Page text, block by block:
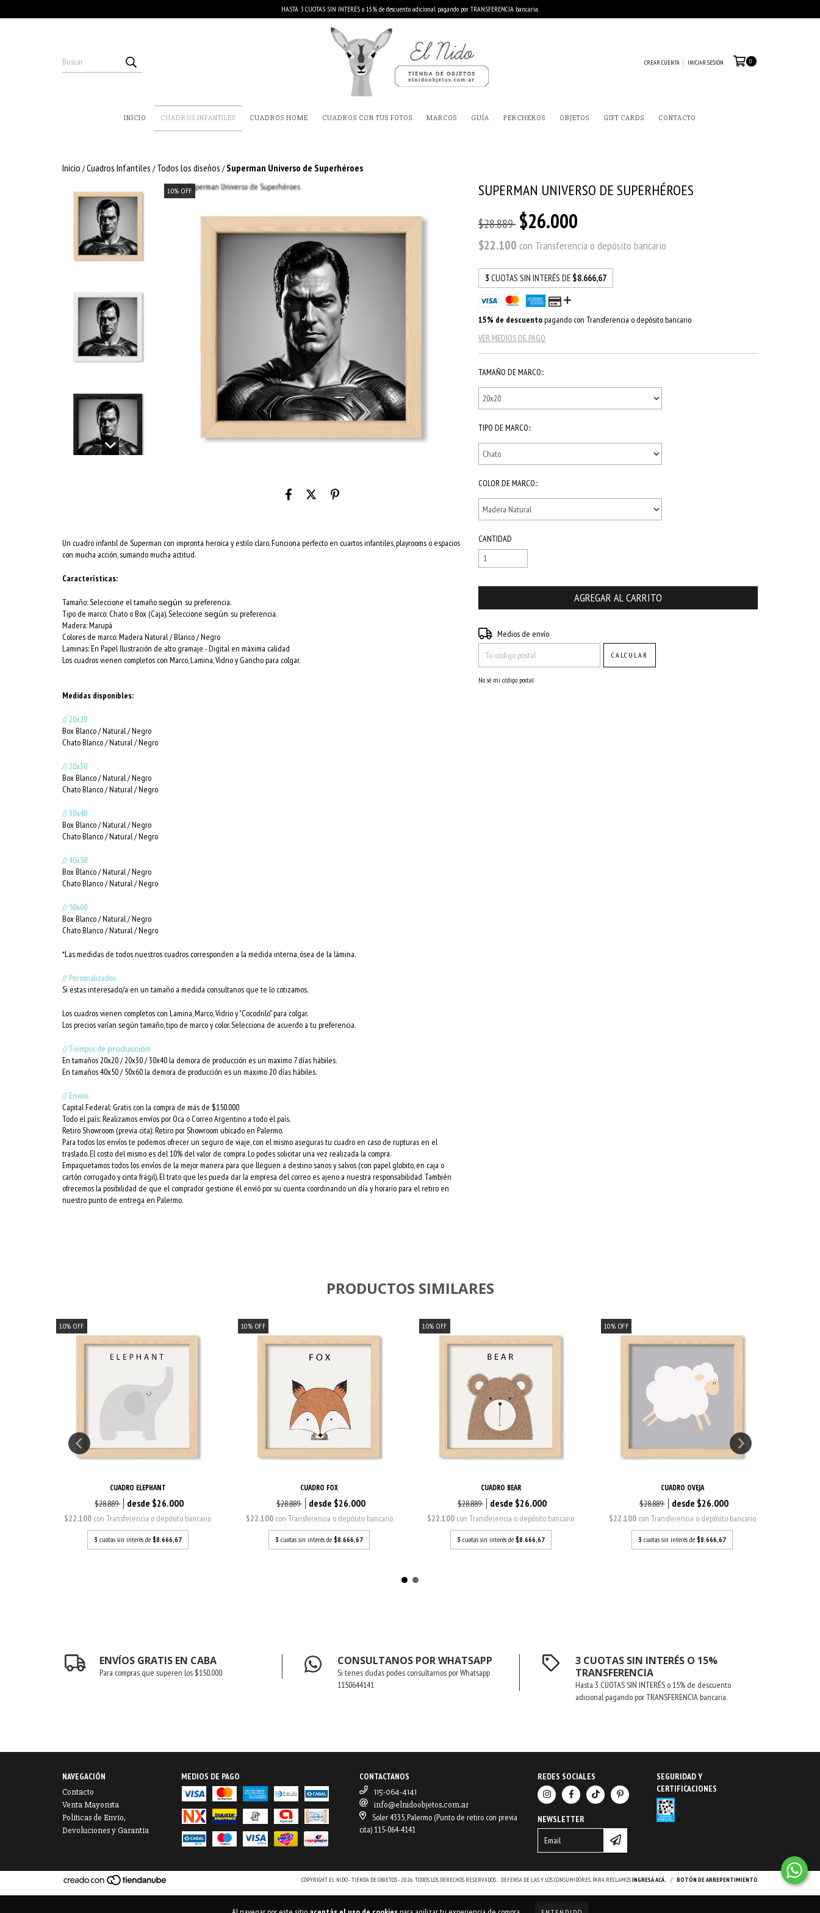
HASTA 3 CUOTAS SIN INTERÉS o 15% de descuento adicional pagando por TRANSFERENCIA bancaria.
CREAR CUENTA INICIAR SESIÓN 0
INICIO CUADROS INFANTILES CUADROS HOME CUADROS CON TUS FOTOS MARCOS GUÍA PERCHEROS OBJETOS GIFT CARDS CONTACTO
Inicio /Cuadros Infantiles / Todos los diseños / Superman Universo de Superhéroes
10%OFF
Un cuadro infantil de Superman con impronta heroica y estilo claro. Funciona perfecto en cuartos infantiles, playrooms o espacios
con mucha acción, sumando mucha actitud.
Características:
Tamaño: Seleccione el tamañosegún su preferencia.
Tipo de marco: Chato o Box (Caja). Seleccione según su preferencia.
Madera: Marupá
Colores de marco:Madera Natural / Blanco / Negro
Laminas: En Papel Ilustración de alto gramaje - Digital en máxima calidad
Los cuadros vienen completos con Marco, Lamina, Vidrio y Gancho para colgar.
Medidas disponibles:
// 20x20
Box Blanco / Natural / Negro
Chato Blanco / Natural / Negro
// 20x30
Box Blanco / Natural / Negro
Chato Blanco / Natural / Negro
// 30x40
Box Blanco / Natural / Negro
Chato Blanco / Natural / Negro
// 40x50
Box Blanco / Natural / Negro
Chato Blanco / Natural / Negro
// 50x60
Box Blanco / Natural / Negro
Chato Blanco / Natural / Negro
*Las medidas de todos nuestros cuadros corresponden a la medida interna, ósea de la lámina.
// Personalizados
Si estas interesado/a en un tamaño a medida consultanos que te lo cotizamos.
Los cuadros vienen completos con Lamina, Marco, Vidrio y "Cocodrilo" para colgar.
Los precios varían según tamaño, tipo de marco y color. Selecciona de acuerdo a tu preferencia.
// Tiempos de producción
En tamaños 20x20 / 20x30 / 30x40 la demora de producción es un maximo 7 días hábiles.
En tamaños 40x50 / 50x60 la demora de producción es un maximo 20 días hábiles.
// Envios
Capital Federal: Gratis con la compra de más de $150.000
Todo el país: Realizamos envíos por Oca o Correo Argentino a todo el país.
Retiro Showroom (previa cita): Retiro por Showroom ubicado en Palermo.
Para todos los envíos te podemos ofrecer un seguro de viaje, con el mismo aseguras tu cuadro en caso de rupturas en el
traslado. El costo del mismo es del 10% del valor de compra. Lo podes solicitar una vez realizada la compra.
Empaquetamos todos los envíos de la mejor manera para que lleguen a destino sanos y salvos (con papel globito, en caja o
cartón corrugado y cinta frágil). El trato que les pueda dar la empresa del correo es ajeno a nuestra responsabilidad. También
ofrecemos la posibilidad de que el comprador gestione él envió por su cuenta coordinando un día y horario para el retiro en
nuestro punto de entrega en Palermo.
SUPERMAN UNIVERSO DE SUPERHÉROES
$28.889 $26.000
$22.100con Transferencia o depósito bancario
3 CUOTAS SIN INTERÉS DE $8.666,67
15% de descuentopagando con Transferencia o depósito bancario
VER MEDIOS DE PAGO
TAMAÑO DE MARCO::
TIPO DE MARCO::
COLOR DE MARCO::
CANTIDAD
Entregas para el CP:
Medios de envío
CALCULAR
No sé mi código postal
PRODUCTOS SIMILARES
10% OFF
CUADRO ELEPHANT
$28.889 $26.000
$22.100 con Transferencia o depósito bancario
3 cuotas sin interés de $8.666,67
10% OFF
CUADRO FOX
$28.889 $26.000
$22.100 con Transferencia o depósito bancario
3 cuotas sin interés de$8.666,67
10% OFF
CUADRO BEAR
$28.889 $26.000
$22.100 con Transferencia o depósito bancario
3 cuotas sin interés de $8.666,67
10% OFF
CUADRO OVEJA
$28.889 $26.000
$22.100 con Transferencia o depósito bancario
3 cuotas sin interés de$8.666,67
ENVÍOS GRATIS EN CABA
Para compras que superen los $150.000
CONSULTANOS POR WHATSAPP
Si tenes dudas podes consultarnos por Whatsapp
1150644141
3 CUOTAS SIN INTERÉS O 15%
TRANSFERENCIA
Hasta 3 CUOTAS SIN INTERÉS o 15% de descuento
adicional pagando por TRANSFERENCIA bancaria.
NAVEGACIÓN
Contacto
Venta Mayorista
Políticas de Envío,
Devoluciones y Garantía
MEDIOS DE PAGO CONTACTANOS
115-064-4141
info@elnidoobjetos.com.ar
Soler 4335, Palermo (Punto de retiro con previa
cita) 115-064-4141
REDES SOCIALES
NEWSLETTER
SEGURIDAD Y
CERTIFICACIONES
COPYRIGHT EL NIDO - TIENDA DE OBJETOS - 2026. TODOS LOS DERECHOS RESERVADOS. DEFENSA DE LAS Y LOS CONSUMIDORES. PARA RECLAMOSINGRESÁ ACÁ. / BOTÓN DE ARREPENTIMIENTO